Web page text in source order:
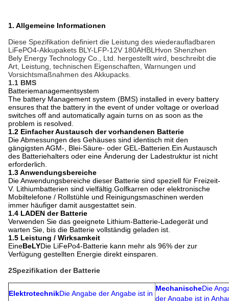
1. Allgemeine Informationen
Diese Spezifikation definiert die Leistung des wiederaufladbaren
LiFePO4-Akkupakets BLY-LFP-12V 180AHBLHvon Shenzhen
Bely Energy Technology Co., Ltd. hergestellt wird, beschreibt die
Art, Leistung, technischen Eigenschaften, Warnungen und
Vorsichtsmaßnahmen des Akkupacks.
1.1 BMS
Batteriemanagementsystem
The battery Management system (BMS) installed in every battery
ensures that the battery in the event of under voltage or overload
switches off and automatically again turns on as soon as the
problem is resolved.
1.2 Einfacher Austausch der vorhandenen Batterie
Die Abmessungen des Gehäuses sind identisch mit den
gängigsten AGM-, Blei-Säure- oder GEL-Batterien.Ein Austausch
des Batteriehalters oder eine Änderung der Ladestruktur ist nicht
erforderlich.
1.3 Anwendungsbereiche
Die Anwendungsbereiche dieser Batterie sind speziell für Freizeit-
V. Lithiumbatterien sind vielfältig.Golfkarren oder elektronische
Mobiltelefone / Rollstühle und Reinigungsmaschinen werden
immer häufiger damit ausgestattet sein.
1.4 LADEN der Batterie
Verwenden Sie das geeignete Lithium-Batterie-Ladegerät und
warten Sie, bis die Batterie vollständig geladen ist.
1.5 Leistung / Wirksamkeit
EineBeLYDie LiFePo4-Batterie kann mehr als 96% der zur
Verfügung gestellten Energie direkt einsparen.
2Spezifikation der Batterie
ElektrotechnikDie Angabe der Angabe ist in
MechanischeDie
der Angabe ist in